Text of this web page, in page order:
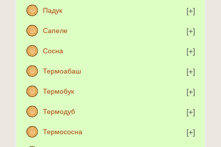
Падук
Сапеле
Сосна
Термоабаш
Термобук
Термодуб
Термососна